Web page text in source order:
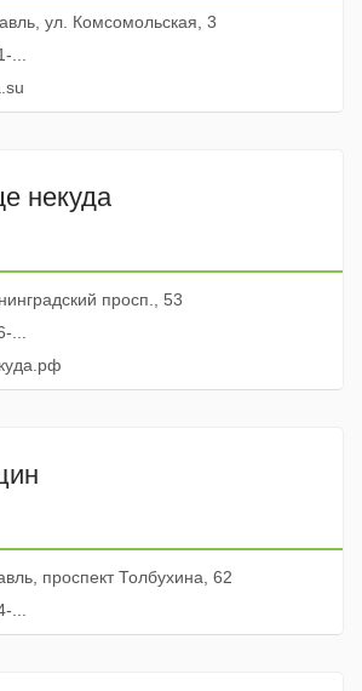
ул. Комсомольская, 3
...
некуда
просп., 53
...
проспект Толбухина, 62
...